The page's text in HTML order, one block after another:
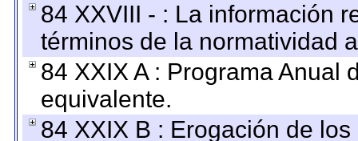
84 XXVIII - : La información
términos de la normatividad
84 XXIX A : Programa Anual
equivalente.
84 XXIX B : Erogación de